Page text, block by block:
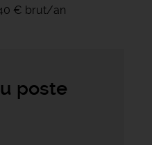
€ brut/an
poste